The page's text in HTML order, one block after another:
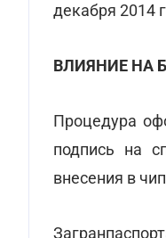
декабря 2014
ВЛИЯНИЕ НА
Процедура
подпись на
внесения в